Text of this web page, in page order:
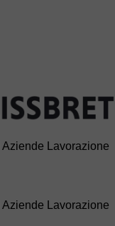
Aziende
Lavorazione
Aziende
Lavorazione